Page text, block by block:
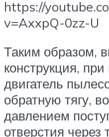
https://
v=AxxpQ-0zz-U
Таким образом,
конструкция,
двигатель
обратную тягу,
давлением
отверстия через